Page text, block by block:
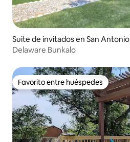
Suite de invitados en San Antonio
Delaware Bunkalo
Favorito entre huéspedes
Favorito entre huéspedes